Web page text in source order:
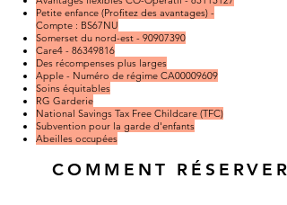
Petite enfance (Profitez des avantages) -
Compte : BS67NU
Somerset du nord-est - 90907390
Care4 - 86349816
Des récompenses plus larges
Apple - Numéro de régime CA00009609
Soins équitables
RG Garderie
National Savings Tax Free Childcare (TFC)
Subvention pour la garde d'enfants
Abeilles occupées
COMMENT RÉSERVER